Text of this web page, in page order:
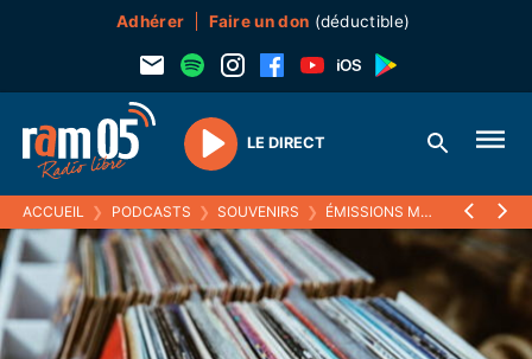
Adhérer Faire un don (déductible)
Play
LE DIRECT
ACCUEIL ❯ PODCASTS ❯ SOUVENIRS ❯ ÉMISSIONS MUSICALES (SOUVENIRS)